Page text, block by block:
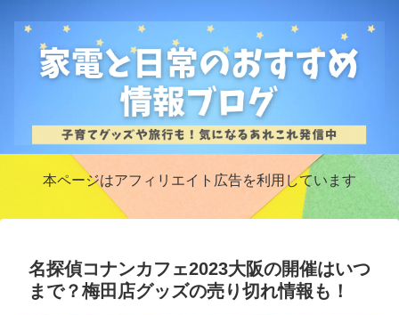
本ページはアフィリエイト広告を利用しています
名探偵コナンカフェ2023大阪の開催はいつ
まで？梅田店グッズの売り切れ情報も！